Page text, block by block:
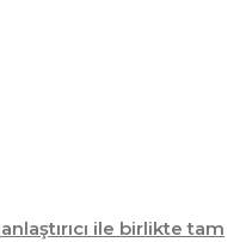
ile birlikte tam